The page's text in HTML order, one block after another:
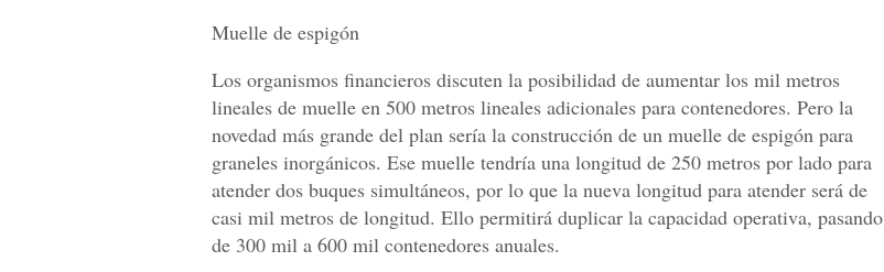
Muelle de espigón
Los organismos financieros discuten la posibilidad de aumentar los mil metros
lineales de muelle en 500 metros lineales adicionales para contenedores. Pero la
novedad más grande del plan sería la construcción de un muelle de espigón para
graneles inorgánicos. Ese muelle tendría una longitud de 250 metros por lado para
atender dos buques simultáneos, por lo que la nueva longitud para atender será de
casi mil metros de longitud. Ello permitirá duplicar la capacidad operativa, pasando
de 300 mil a 600 mil contenedores anuales.